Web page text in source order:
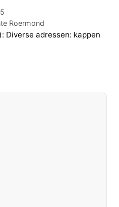
Roermond
Diverse adressen: kappen